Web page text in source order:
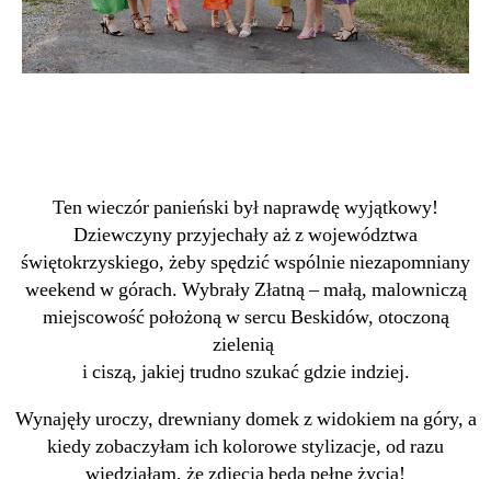
Ten wieczór panieński był naprawdę wyjątkowy!
Dziewczyny przyjechały aż z województwa
świętokrzyskiego, żeby spędzić wspólnie niezapomniany
weekend w górach. Wybrały Złatną – małą, malowniczą
miejscowość położoną w sercu Beskidów, otoczoną
zielenią
i ciszą, jakiej trudno szukać gdzie indziej.
Wynajęły uroczy, drewniany domek z widokiem na góry, a
kiedy zobaczyłam ich kolorowe stylizacje, od razu